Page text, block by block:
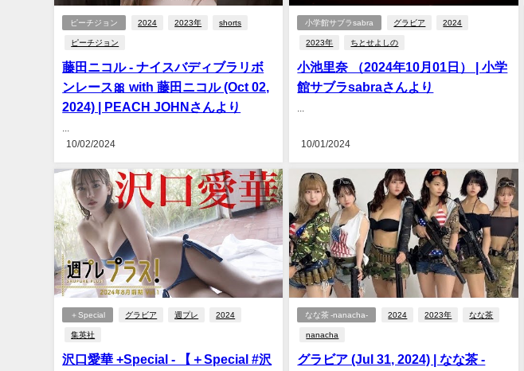
ピーチジョン 2024 2023年 shorts
ピーチジョン
藤田ニコル - ナイスバディブラリボ
ンレース🎀 with 藤田ニコル (Oct 02,
2024) | PEACH JOHNさんより
10/02/2024
小学館サブラsabra グラビア 2024
2023年 ちとせよしの
小池里奈 （2024年10月01日） | 小学
館サブラsabraさんより
10/01/2024
＋Special グラビア 週プレ 2024
集英社
沢口愛華 +Special - 【＋Special #沢
なな茶 -nanacha- 2024 2023年 なな茶
nanacha
グラビア (Jul 31, 2024) | なな茶 -